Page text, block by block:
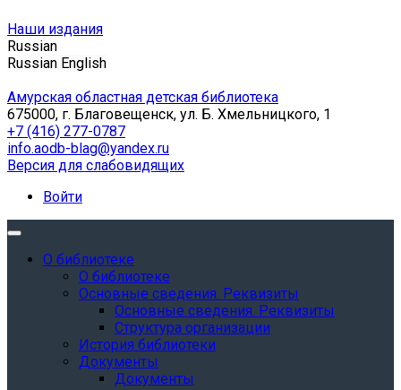
Наши издания
Russian
Russian English
Амурская областная детская библиотека
675000, г. Благовещенск, ул. Б. Хмельницкого, 1
+7 (416) 277-0787
info.aodb-blag@yandex.ru
Версия для слабовидящих
Войти
О библиотеке
О библиотеке
Основные сведения. Реквизиты
Основные сведения. Реквизиты
Структура организации
История библиотеки
Документы
Документы